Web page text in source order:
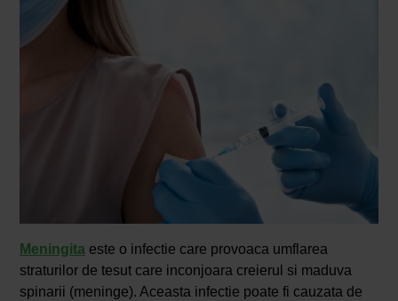
Meningita este o infectie care provoaca umflarea
straturilor de tesut care inconjoara creierul si maduva
spinarii (meninge). Aceasta infectie poate fi cauzata de